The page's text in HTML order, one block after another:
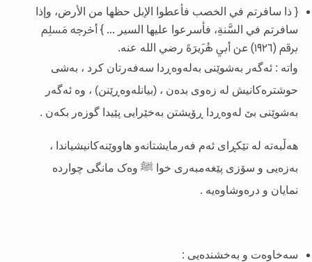
{ ذا سافرتم في الخصب فأعطوا الإبل حظها من الأرض، وإذا
سافرتم في السَّنةِ، فأسرعوا عليها السير ... } أخرجه مَسلِم
برقم (١٩٢٦) عن أبي هُر
َيرَةَ رضي الله عنه.
واتە : ئەگەر بەشوێنى بەلەوەڕدا سەفەرتان کرد ، بەشى
حوشترەکانیش لە زەوى بدەن ، (بیانلەوەڕێنن) ، وە ئەگەر
بەشوێنى بێ لەوەڕدا ڕۆیشتن بەخێرایی پێیدا گوزەر بکەن .
هەڵبەتە لە تێکڕای ئەم فەرمایشتانەو هاووێنەکانیشیاندا ،
بەزەیی و سۆزى پێغەمبەرى خوا ﷺ وەک مانگى چواردە
نمایان و درەوشاوەیە .
سەخاوەت و بەخشندەیی :